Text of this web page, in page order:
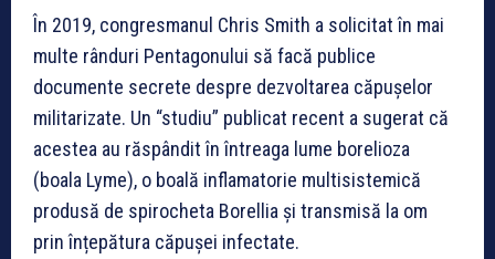
În 2019, congresmanul Chris Smith a solicitat în mai
multe rânduri Pentagonului să facă publice
documente secrete despre dezvoltarea căpușelor
militarizate. Un “studiu” publicat recent a sugerat că
acestea au răspândit în întreaga lume borelioza
(boala Lyme), o boală inflamatorie multisistemică
produsă de spirocheta Borellia și transmisă la om
prin înțepătura căpușei infectate.